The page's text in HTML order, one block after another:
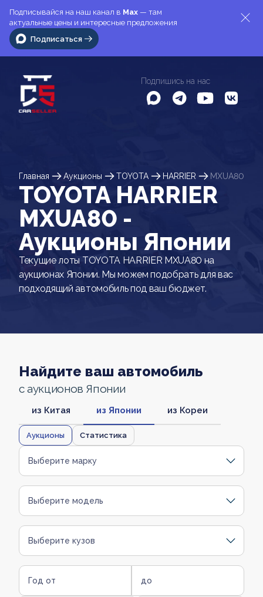
Подписывайся на наш канал в Max — там
актуальные цены и интересные предложения
Подписаться
Подпишись на нас
Главная Аукционы TOYOTA HARRIER MXUA80
TOYOTA HARRIER
MXUA80 -
Аукционы Японии
Текущие лоты TOYOTA HARRIER MXUA80 на
аукционах Японии. Мы можем подобрать для вас
подходящий автомобиль под ваш бюджет.
Найдите ваш автомобиль
с аукционов Японии
из Китая из Японии из Кореи
Аукционы Статистика
Выберите марку
Выберите модель
Выберите кузов
Год от до